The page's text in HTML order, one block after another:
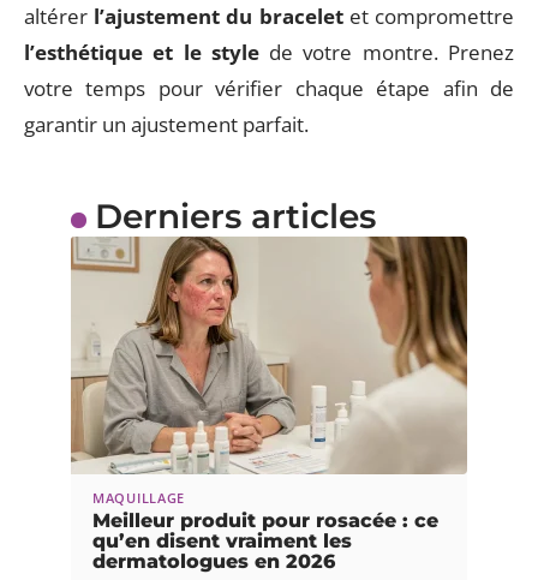
altérer l’ajustement du braceletet compromettre
l’esthétique et le stylede votre montre. Prenez
votre temps pour vérifier chaque étape afin de
garantir un ajustement parfait.
Derniers articles
MAQUILLAGE
Meilleur produit pour rosacée : ce
qu’en disent vraiment les
dermatologues en 2026